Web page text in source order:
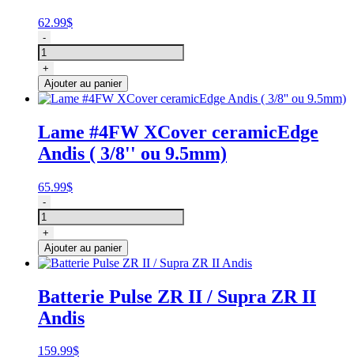
62.99$
quantité
de
Lame
#5FW
Cover
ceramicEdge
-
+
Ajouter au panier
Lame #4FW XCover ceramicEdge
Andis ( 3/8'' ou 9.5mm)
65.99$
quantité
de
Lame
#4FW
XCover
ceramicEdge
(
3/8''
ou
9.5mm)
-
+
Ajouter au panier
Batterie Pulse ZR II / Supra ZR II
Andis
159.99$